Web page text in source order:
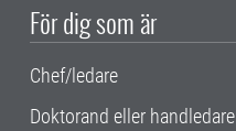
För dig som är
Chef/ledare
Doktorand eller handledare